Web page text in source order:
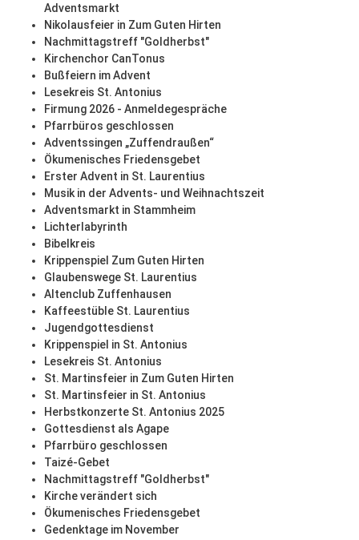
Adventsmarkt
Nikolausfeier in Zum Guten Hirten
Nachmittagstreff "Goldherbst"
Kirchenchor CanTonus
Bußfeiern im Advent
Lesekreis St. Antonius
Firmung 2026 - Anmeldegespräche
Pfarrbüros geschlossen
Adventssingen „Zuffendraußen“
Ökumenisches Friedensgebet
Erster Advent in St. Laurentius
Musik in der Advents- und Weihnachtszeit
Adventsmarkt in Stammheim
Lichterlabyrinth
Bibelkreis
Krippenspiel Zum Guten Hirten
Glaubenswege St. Laurentius
Altenclub Zuffenhausen
Kaffeestüble St. Laurentius
Jugendgottesdienst
Krippenspiel in St. Antonius
Lesekreis St. Antonius
St. Martinsfeier in Zum Guten Hirten
St. Martinsfeier in St. Antonius
Herbstkonzerte St. Antonius 2025
Gottesdienst als Agape
Pfarrbüro geschlossen
Taizé-Gebet
Nachmittagstreff "Goldherbst"
Kirche verändert sich
Ökumenisches Friedensgebet
Gedenktage im November